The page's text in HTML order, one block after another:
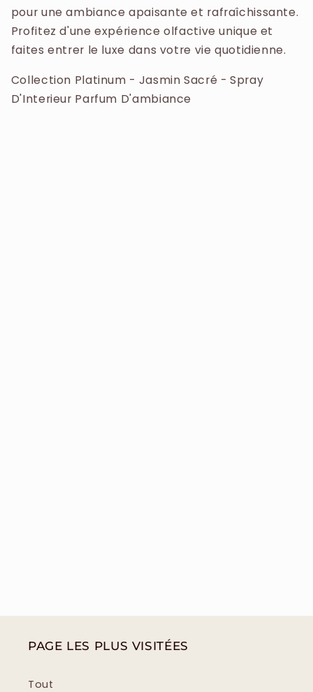
pour une ambiance apaisante et rafraîchissante.
Profitez d'une expérience olfactive unique et
faites entrer le luxe dans votre vie quotidienne.
Collection Platinum - Jasmin Sacré - Spray
D'Interieur Parfum D'ambiance
PAGE LES PLUS VISITÉES
Tout